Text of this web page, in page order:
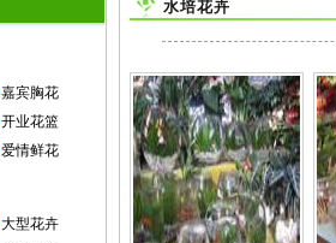
嘉宾胸花
开业花篮
爱情鲜花
大型花卉
水培花卉